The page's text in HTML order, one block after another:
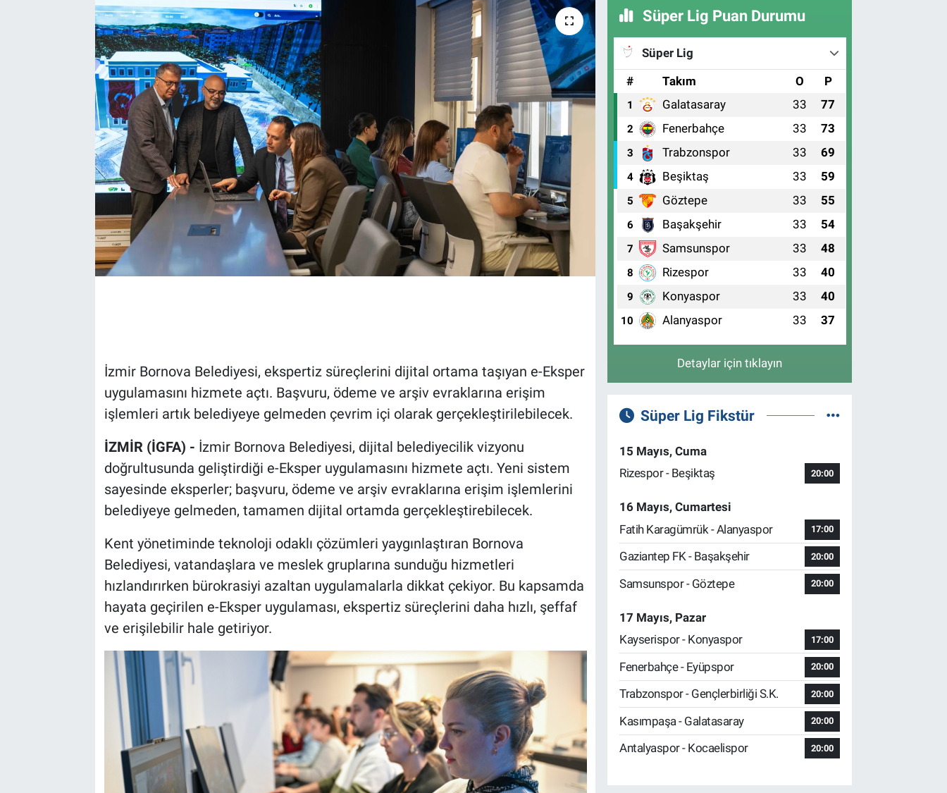
İzmir Bornova Belediyesi, ekspertiz süreçlerini dijital ortama taşıyan e-Eksper
uygulamasını hizmete açtı. Başvuru, ödeme ve arşiv evraklarına erişim
işlemleri artık belediyeye gelmeden çevrim içi olarak gerçekleştirilebilecek.
İZMİR (İGFA) - İzmir Bornova Belediyesi, dijital belediyecilik vizyonu
doğrultusunda geliştirdiği e-Eksper uygulamasını hizmete açtı. Yeni sistem
sayesinde eksperler; başvuru, ödeme ve arşiv evraklarına erişim işlemlerini
belediyeye gelmeden, tamamen dijital ortamda gerçekleştirebilecek.
Kent yönetiminde teknoloji odaklı çözümleri yaygınlaştıran Bornova
Belediyesi, vatandaşlara ve meslek gruplarına sunduğu hizmetleri
hızlandırırken bürokrasiyi azaltan uygulamalarla dikkat çekiyor. Bu kapsamda
hayata geçirilen e-Eksper uygulaması, ekspertiz süreçlerini daha hızlı, şeffaf
ve erişilebilir hale getiriyor.
Süper Lig Puan Durumu
Süper Lig
#
Takım O P
1 Galatasaray 33 77
2 Fenerbahçe 33 73
3 Trabzonspor 33 69
4 Beşiktaş 33 59
5 Göztepe 33 55
6 Başakşehir 33 54
7 Samsunspor 33 48
8 Rizespor 33 40
9 Konyaspor 33 40
10 Alanyaspor 33 37
Detaylar için tıklayın
Süper Lig Fikstür
15 Mayıs, Cuma
Rizespor - Beşiktaş
20:00
16 Mayıs, Cumartesi
Fatih Karagümrük - Alanyaspor
17:00
Gaziantep FK - Başakşehir 20:00
Samsunspor - Göztepe 20:00
17 Mayıs, Pazar
Kayserispor - Konyaspor
17:00
Fenerbahçe - Eyüpspor 20:00
Trabzonspor - Gençlerbirliği S.K. 20:00
Kasımpaşa - Galatasaray 20:00
Antalyaspor - Kocaelispor 20:00